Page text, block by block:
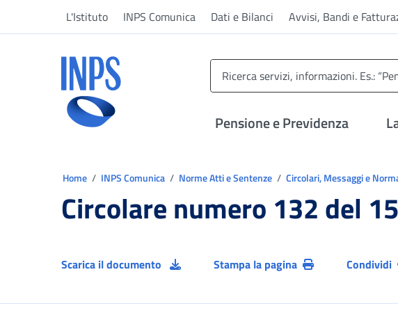
L'Istituto INPS Comunica Dati e Bilanci Avvisi, Bandi e
Pensione e Previdenza
Home INPS Comunica Norme Atti e Sentenze Circolari, Messaggi e
Circolare numero 132 del
Scarica il documento Stampa la pagina Condividi